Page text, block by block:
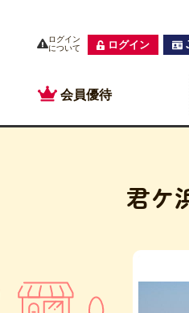
ログイン
について
ログイン
会員優待
君ケ